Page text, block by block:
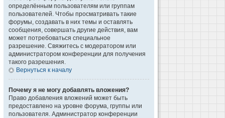
определённым пользователям или группам
пользователей. Чтобы просматривать такие
форумы, создавать в них темы и оставлять
сообщения, совершать другие действия, вам
может потребоваться специальное
разрешение. Свяжитесь с модератором или
администратором конференции для получения
такого разрешения.
Вернуться к началу
Почему я не могу добавлять вложения?
Право добавления вложений может быть
предоставлено на уровне форума, группы или
пользователя. Администратор конференции